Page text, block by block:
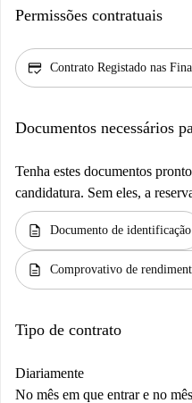
Permissões contratuais
credit_score Contrato Registado nas
Documentos necessários
Tenha estes documentos
candidatura. Sem eles, a
description Documento de identificação
description Comprovativo de
Tipo de contrato
Diariamente
No mês em que entrar e no